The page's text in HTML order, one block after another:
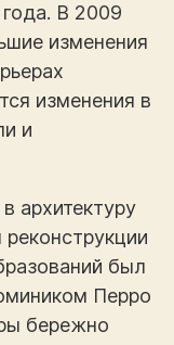
В 2009
изменения
изменения в
и
архитектуру
был
Перро
бережно